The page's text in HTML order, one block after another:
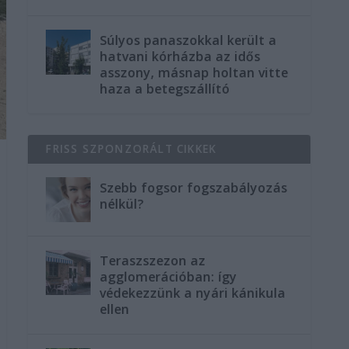
Súlyos panaszokkal került a
hatvani kórházba az idős
asszony, másnap holtan vitte
haza a betegszállító
FRISS SZPONZORÁLT CIKKEK
Szebb fogsor fogszabályozás
nélkül?
Teraszszezon az
agglomerációban: így
védekezzünk a nyári kánikula
ellen